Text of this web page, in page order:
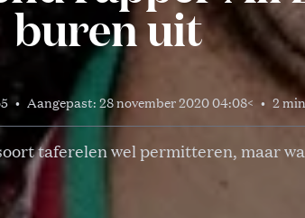
buren uit
• Aangepast: 28 november 2020 04:08< • 2
taferelen wel permitteren, maar